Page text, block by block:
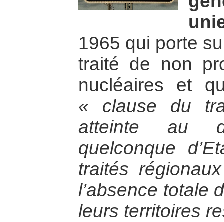
1965 qui porte
traité de non
nucléaires et
« clause du
atteinte au
quelconque
traités
l’absence totale
leurs territoires